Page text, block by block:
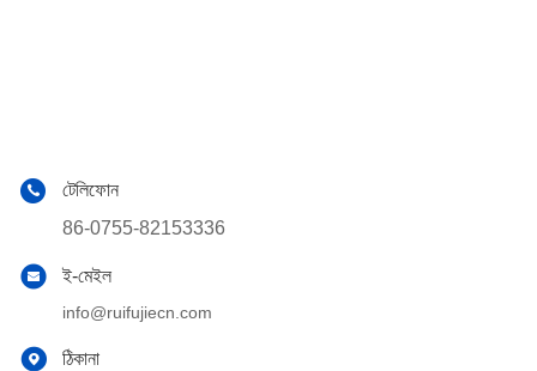
টেলিফোন
86-0755-82153336
ই-মেইল
info@ruifujiecn.com
ঠিকানা